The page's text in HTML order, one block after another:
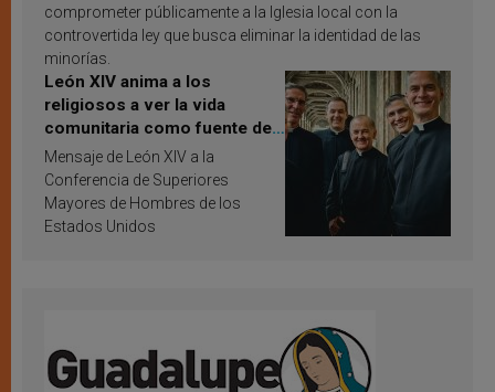
comprometer públicamente a la Iglesia local con la
controvertida ley que busca eliminar la identidad de las
minorías.
León XIV anima a los
religiosos a ver la vida
comunitaria como fuente de
inspiración y santificación
Mensaje de León XIV a la
Conferencia de Superiores
Mayores de Hombres de los
Estados Unidos